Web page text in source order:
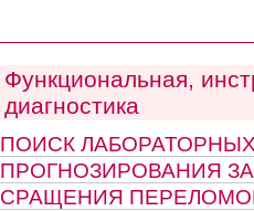
Функциональная,
диагностика
ПОИСК
ПРОГНОЗИРОВАНИЯ
СРАЩЕНИЯ